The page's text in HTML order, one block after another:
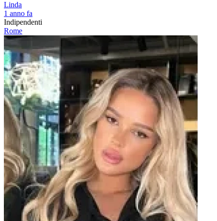
Linda
1 anno fa
Indipendenti
Rome